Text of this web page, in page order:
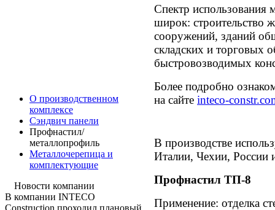
О производственном
комплексе
Сэндвич панели
Профнастил/
металлопрофиль
Металлочерепица и
комплектующие
Новости компании
В компании INTECO
Construction проходил плановый
Спектр использования
широк:
сооружений, зданий
складских и торговых
быстровозводимых
Более подробно
на сайте inteco-
В производстве
Италии, Чехии, России
Профнастил ТП-8
Применение: отделка